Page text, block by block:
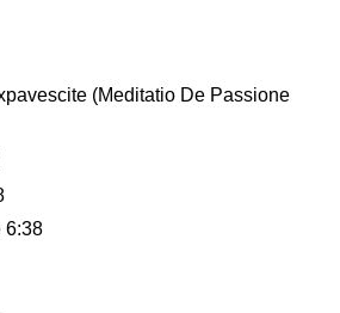
(Meditatio De Passione
6:38